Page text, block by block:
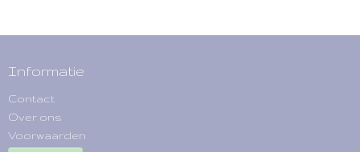
Informatie
Contact
Over ons
Voorwaarden